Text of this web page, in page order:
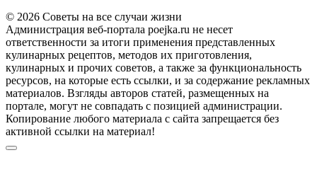
© 2026 Советы на все случаи жизни
Администрация веб-портала poejka.ru не несет
ответственности за итоги применения представленных
кулинарных рецептов, методов их приготовления,
кулинарных и прочих советов, а также за функциональность
ресурсов, на которые есть ссылки, и за содержание рекламных
материалов. Взгляды авторов статей, размещенных на
портале, могут не совпадать с позицией администрации.
Копирование любого материала с сайта запрещается без
активной ссылки на материал!